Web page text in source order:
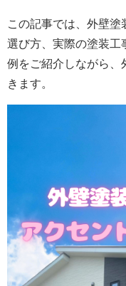
この記事では、外壁
選び方、実際の塗装工
例をご紹介しながら、
きます。